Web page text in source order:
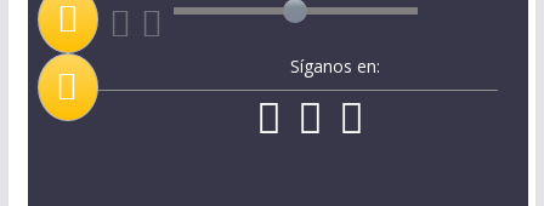
Síganos en: